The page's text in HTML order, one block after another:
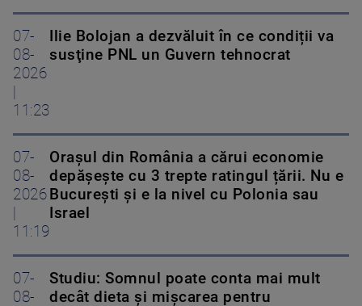
07-
08-
2026
11:23
Ilie Bolojan a dezvăluit în ce condiții va
susţine PNL un Guvern tehnocrat
07-
08-
2026
11:19
Orașul din România a cărui economie
depășește cu 3 trepte ratingul țării. Nu e
București și e la nivel cu Polonia sau
Israel
07-
08-
Studiu: Somnul poate conta mai mult
decât dieta și mișcarea pentru